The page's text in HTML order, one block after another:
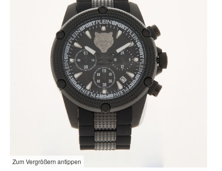
Zum Vergrößern antippen